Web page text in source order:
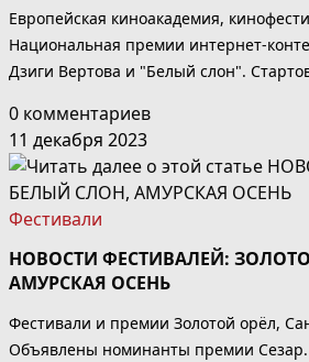
Европейская киноакадемия,
Национальная премии интернет-
Дзиги Вертова и "Белый слон".
0 комментариев
11 декабря 2023
Фестивали
НОВОСТИ ФЕСТИВАЛЕЙ:
АМУРСКАЯ ОСЕНЬ
Фестивали и премии Золотой орёл,
Объявлены номинанты премии